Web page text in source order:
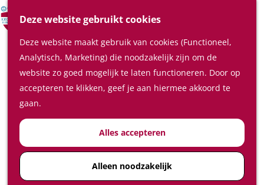
Deze website gebruikt cookies
Deze website maakt gebruik van cookies (Functioneel,
Analytisch, Marketing) die noodzakelijk zijn om de
website zo goed mogelijk te laten functioneren. Door op
accepteren te klikken, geef je aan hiermee akkoord te
gaan.
Alles accepteren
Alleen noodzakelijk
Z
e
k
e
n
M
e
n
u
In de regio
Plan je bezoek
Waar te slapen
Waar te eten en drinken
Hoe kom ik in de Kromme
Rijnstreek
Feest-, vergader- en
congreslocaties
Diensten
Klompenpad Cotlandenpad